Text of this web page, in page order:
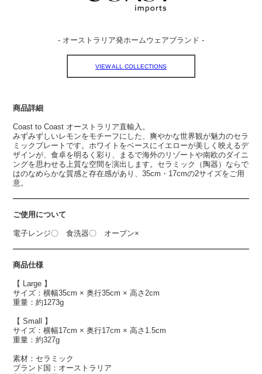
- オーストラリア発ホームウェアブランド -
VIEW ALL COLLECTIONS
商品詳細
Coast to Coast オーストラリア直輸入。
みずみずしいレモンをモチーフにした、爽やかな世界観が魅力のセラ
ミックプレートです。ホワイトをベースにイエローが美しく映えるデ
ザインが、食卓を明るく彩り、まるで海外のリゾートや南欧のダイニ
ングを思わせる上質な空間を演出します。セラミック（陶器）ならで
はのなめらかな質感と存在感があり、35cm・17cmの2サイズをご用
意。
ご使用について
電子レンジ〇 食洗器〇 オーブン×
商品仕様
【 Large 】
サイズ：横幅35cm × 奥行35cm × 高さ2cm
重量：約1273g
【 Small 】
サイズ：横幅17cm × 奥行17cm × 高さ1.5cm
重量：約327g
素材：セラミック
ブランド国：オーストラリア